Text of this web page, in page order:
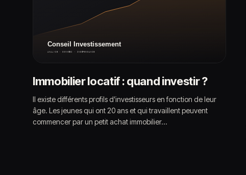
Immobilier locatif : quand investir ?
Il existe différents profils d’investisseurs en fonction de leur
âge. Les jeunes qui ont 20 ans et qui travaillent peuvent
commencer par un petit achat immobilier…